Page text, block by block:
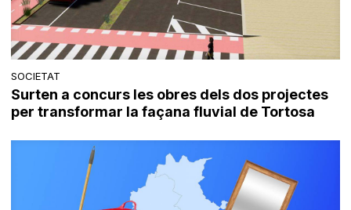
SOCIETAT
Surten a concurs les obres dels dos projectes
per transformar la façana fluvial de Tortosa